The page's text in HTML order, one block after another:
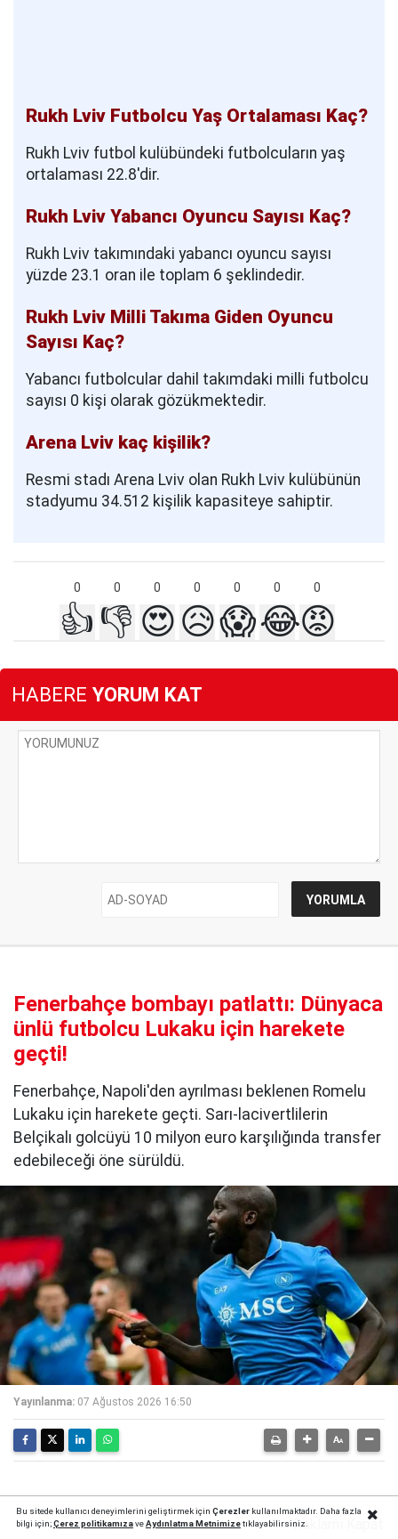
Rukh Lviv Futbolcu Yaş Ortalaması Kaç?
Rukh Lviv futbol kulübündeki futbolcuların yaş
ortalaması 22.8'dir.
Rukh Lviv Yabancı Oyuncu Sayısı Kaç?
Rukh Lviv takımındaki yabancı oyuncu sayısı
yüzde 23.1 oran ile toplam 6 şeklindedir.
Rukh Lviv Milli Takıma Giden Oyuncu
Sayısı Kaç?
Yabancı futbolcular dahil takımdaki milli futbolcu
sayısı 0 kişi olarak gözükmektedir.
Arena Lviv kaç kişilik?
Resmi stadı Arena Lviv olan Rukh Lviv kulübünün
stadyumu 34.512 kişilik kapasiteye sahiptir.
0 0 0 0 0 0 0
👍 👎 😍😥😱😂😡
HABERE YORUM KAT
Fenerbahçe bombayı patlattı: Dünyaca
ünlü futbolcu Lukaku için harekete
geçti!
Fenerbahçe, Napoli'den ayrılması beklenen Romelu
Lukaku için harekete geçti. Sarı-lacivertlilerin
Belçikalı golcüyü 10 milyon euro karşılığında transfer
edebileceği öne sürüldü.
Yayınlanma: 07 Ağustos 2026 16:50
Bu sitede kullanıcı deneyimlerini geliştirmek için Çerezlerkullanılmaktadır. Daha fazla
bilgi için;Çerez politikamızaveAydınlatma Metnimizetıklayabilirsiniz.Reklamı Kapat